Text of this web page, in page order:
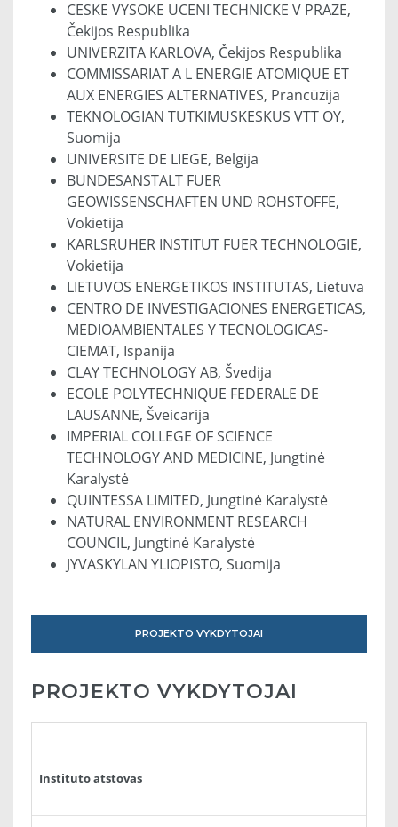
CESKE VYSOKE UCENI TECHNICKE V PRAZE,
Čekijos Respublika
UNIVERZITA KARLOVA, Čekijos Respublika
COMMISSARIAT A L ENERGIE ATOMIQUE ET
AUX ENERGIES ALTERNATIVES, Prancūzija
TEKNOLOGIAN TUTKIMUSKESKUS VTT OY,
Suomija
UNIVERSITE DE LIEGE, Belgija
BUNDESANSTALT FUER
GEOWISSENSCHAFTEN UND ROHSTOFFE,
Vokietija
KARLSRUHER INSTITUT FUER TECHNOLOGIE,
Vokietija
LIETUVOS ENERGETIKOS INSTITUTAS, Lietuva
CENTRO DE INVESTIGACIONES ENERGETICAS,
MEDIOAMBIENTALES Y TECNOLOGICAS-
CIEMAT, Ispanija
CLAY TECHNOLOGY AB, Švedija
ECOLE POLYTECHNIQUE FEDERALE DE
LAUSANNE, Šveicarija
IMPERIAL COLLEGE OF SCIENCE
TECHNOLOGY AND MEDICINE, Jungtinė
Karalystė
QUINTESSA LIMITED, Jungtinė Karalystė
NATURAL ENVIRONMENT RESEARCH
COUNCIL, Jungtinė Karalystė
JYVASKYLAN YLIOPISTO, Suomija
PROJEKTO VYKDYTOJAI
PROJEKTO VYKDYTOJAI
Instituto atstovas